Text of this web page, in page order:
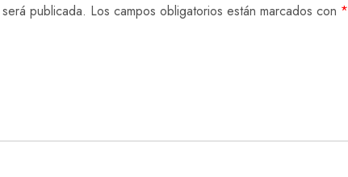
publicada. Los campos obligatorios están marcados con *